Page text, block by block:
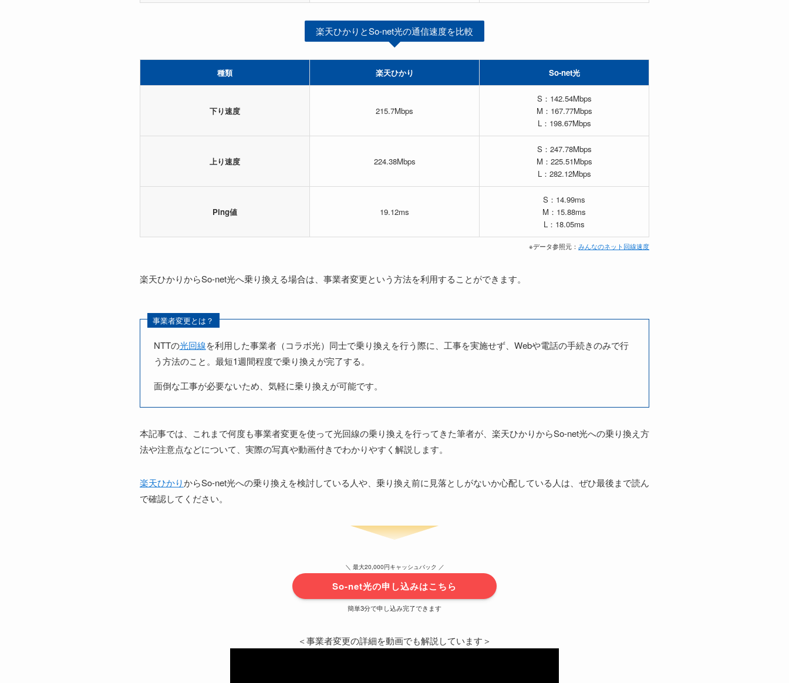
楽天ひかりとSo-net光の通信速度を比較
種類 楽天ひかり So-net光
下り速度 215.7Mbps
S：142.54Mbps
M：167.77Mbps
L：198.67Mbps
上り速度 224.38Mbps
S：247.78Mbps
M：225.51Mbps
L：282.12Mbps
Ping値 19.12ms
S：14.99ms
M：15.88ms
L：18.05ms
※データ参照元： みんなのネット回線速度
楽天ひかりからSo-net光へ乗り換える場合は、事業者変更という方法を利用することができます。
事業者変更とは？
NTTの光回線を利用した事業者（コラボ光）同士で乗り換えを行う際に、工事を実施せず、Webや電話の手続きのみで行
う方法のこと。最短1週間程度で乗り換えが完了する。
面倒な工事が必要ないため、気軽に乗り換えが可能です。
本記事では、これまで何度も事業者変更を使って光回線の乗り換えを行ってきた筆者が、楽天ひかりからSo-net光への乗り換え方
法や注意点などについて、実際の写真や動画付きでわかりやすく解説します。
楽天ひかりからSo-net光への乗り換えを検討している人や、乗り換え前に見落としがないか心配している人は、ぜひ最後まで読ん
で確認してください。
＼ 最大20,000円キャッシュバック ／
So-net光の申し込みはこちら
簡単3分で申し込み完了できます
＜事業者変更の詳細を動画でも解説しています＞